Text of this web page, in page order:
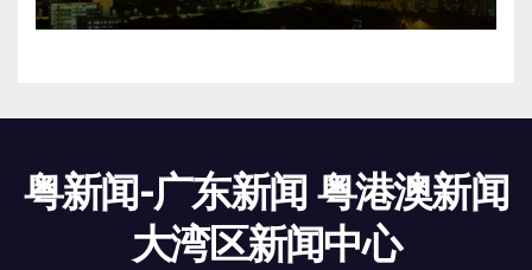
粤新闻-广东新闻 粤港澳新闻
大湾区新闻中心